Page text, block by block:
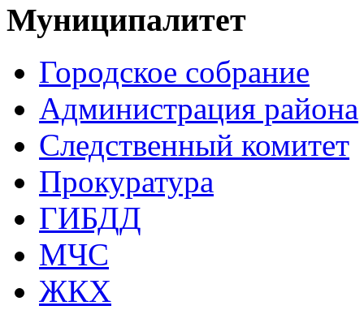
Муниципалитет
Городское собрание
Администрация района
Следственный комитет
Прокуратура
ГИБДД
МЧС
ЖКХ